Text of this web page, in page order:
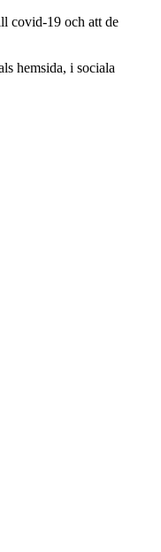
covid-19 och att de
hemsida, i sociala